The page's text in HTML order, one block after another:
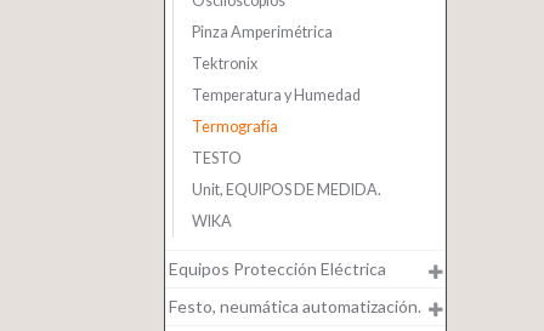
Pinza Amperimétrica
Tektronix
Temperatura y Humedad
Termografía
TESTO
Unit, EQUIPOS DE MEDIDA.
WIKA
Equipos Protección Eléctrica
Festo, neumática automatización.